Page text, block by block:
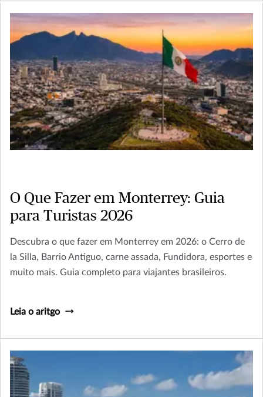
O Que Fazer em Monterrey: Guia
para Turistas 2026
Descubra o que fazer em Monterrey em 2026: o Cerro de
la Silla, Barrio Antiguo, carne assada, Fundidora, esportes e
muito mais. Guia completo para viajantes brasileiros.
Leia o aritgo